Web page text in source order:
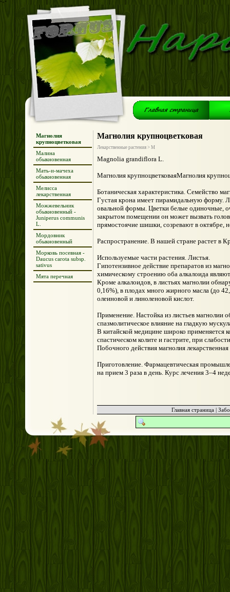
*+*
Магнолия крупноцветковая
Лекарственные растения > М
Magnolia grandiflora L.
Магнолия крупноцветковаяМагнолия
Ботаническая характеристика. Семейство
Густая крона имеет пирамидальную форму.
овальной формы. Цветки белые одиночные,
закрытом помещении он может вызвать
прямостоячие шишки, созревают в октябре,
Распространение. В нашей стране растет в
Используемые части растения. Листья.
Гипотензивное действие препаратов из
химическому строению оба алкалоида
Кроме алкалоидов, в листьях магнолии
0,16%), в плодах много жирного масла (до
олеиновой и линоленовой кислот.
Применение. Настойка из листьев магнолии
спазмолитическое влияние на гладкую
В китайской медицине широко применяется
спастическом колите и гастрите, при
Побочного действия магнолия лекарственная
Приготовление. Фармацевтическая
на прием 3 раза в день. Курс лечения 3–4
Главная страница|
Магнолия
крупноцветковая
Малина
обыкновенная
Мать-и-мачеха
обыкновенная
Мелисса
лекарственная
Можжевельник
обыкновенный -
Juniperus communis
L.
Мордовник
обыкновенный
Морковь посевная -
Daucus carota subsp.
sativus
Мята перечная